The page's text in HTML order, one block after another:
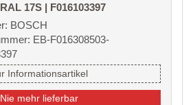
17S | F016103397
BOSCH
EB-F016308503-
Informationsartikel
Nie mehr lieferbar